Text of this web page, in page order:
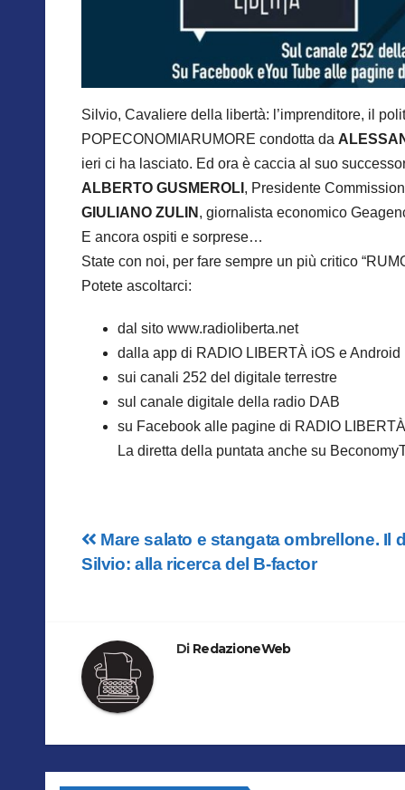
Silvio, Cavaliere della libertà: l’imprenditore, il
POPECONOMIARUMORE condotta da
ieri ci ha lasciato. Ed ora è caccia al suo
ALBERTO GUSMEROLI , Presidente
GIULIANO ZULIN , giornalista economico
E ancora ospiti e sorprese…
State con noi, per fare sempre un più critico
Potete ascoltarci:
dal sito www.radioliberta.net
dalla app di RADIO LIBERTÀ iOS e Android
sui canali 252 del digitale terrestre
sul canale digitale della radio DAB
su Facebook alle pagine di RADIO LIBERTÀ
La diretta della puntata anche su
Navigazione
Mare salato e stangata ombrellone. Il
Silvio: alla ricerca del B-factor
Di RedazioneWeb